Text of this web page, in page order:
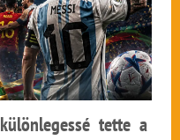
tette a